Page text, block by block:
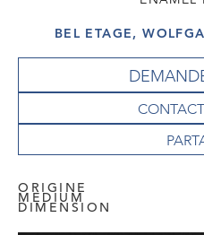
BEL ETAGE,
ORIGINE
MEDIUM
DIMENSION